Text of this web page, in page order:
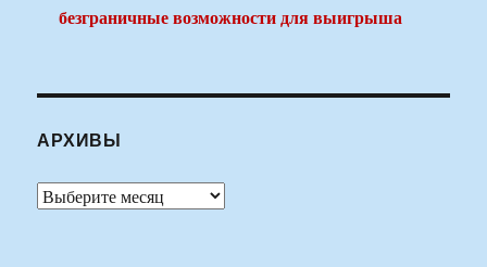
безграничные возможности для выигрыша
АРХИВЫ
Архивы